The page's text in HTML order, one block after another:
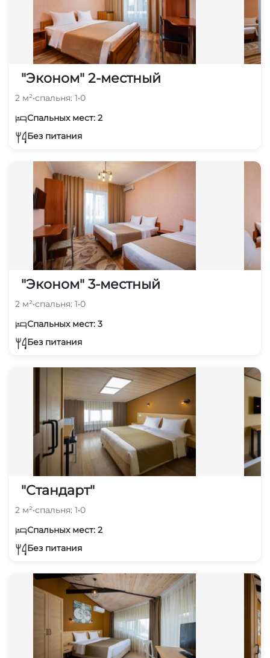
"Эконом" 2-местный
2 м²•спальня: 1•0
Спальных мест: 2
Без питания
"Эконом" 3-местный
2 м²•спальня: 1•0
Спальных мест: 3
Без питания
"Стандарт"
2 м²•спальня: 1•0
Спальных мест: 2
Без питания